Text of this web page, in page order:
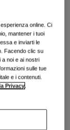
online. Ci
mantener i tuoi
e inviarti le
Facendo clic su
noi e ai nostri
sulle tue
e i contenuti.
Privacy.